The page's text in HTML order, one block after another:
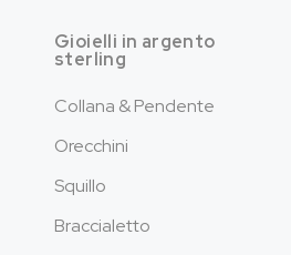
Gioielli in argento
sterling
Collana & Pendente
Orecchini
Squillo
Braccialetto